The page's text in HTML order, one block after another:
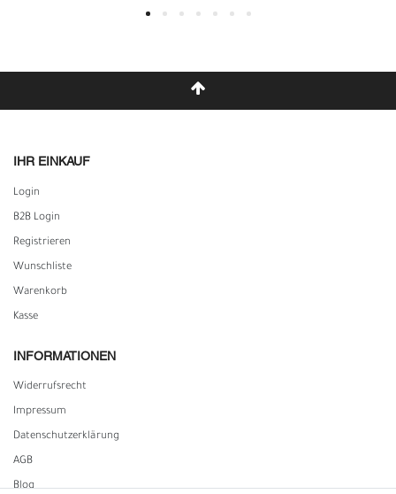
IHR EINKAUF
Login
B2B Login
Registrieren
Wunschliste
Warenkorb
Kasse
INFORMATIONEN
Widerrufs­recht
Impressum
Daten­schutz­erklärung
AGB
Blog